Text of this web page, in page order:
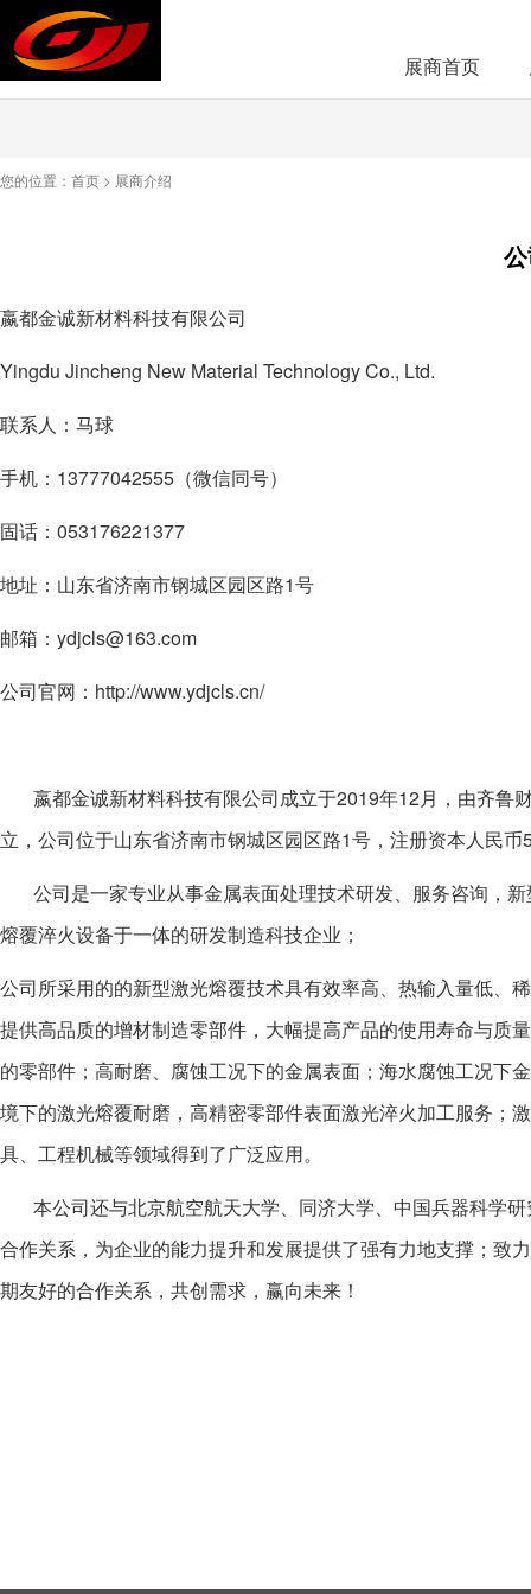
展商首页
您的位置： 首页 > 展商介绍
嬴都金诚新材料科技有限公司
Yingdu Jincheng New Material Technology Co., Ltd.
联系人：马球
手机：13777042555（微信同号）
固话：053176221377
地址：山东省济南市钢城区园区路1号
邮箱：ydjcls@163.com
公司官网：http://www.ydjcls.cn/
嬴都金诚新材料科技有限公司成立于2019年12月，由齐鲁
立，公司位于山东省济南市钢城区园区路1号，注册资本人民
公司是一家专业从事金属表面处理技术研发、服务咨询，
熔覆淬火设备于一体的研发制造科技企业；
公司所采用的的新型激光熔覆技术具有效率高、热输入量低、
提供高品质的增材制造零部件，大幅提高产品的使用寿命与
的零部件；高耐磨、腐蚀工况下的金属表面；海水腐蚀工况下
境下的激光熔覆耐磨，高精密零部件表面激光淬火加工服务；
具、工程机械等领域得到了广泛应用。
本公司还与北京航空航天大学、同济大学、中国兵器科学
合作关系，为企业的能力提升和发展提供了强有力地支撑；致
期友好的合作关系，共创需求，赢向未来！